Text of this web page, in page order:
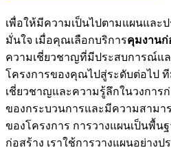
เพื่อให้มีความเป็นไปตามแผนและ
มั่นใจ เมื่อคุณเลือกบริการคุมงานก่
ความเชี่ยวชาญที่มีประสบการณ์แ
โครงการของคุณไปสู่ระดับต่อไป
เชี่ยวชาญและความรู้ลึกในวงการก่
ของกระบวนการและมีความสาม
ของโครงการ การวางแผนเป็นพื้
ก่อสร้าง เราใช้การวางแผนอย่าง